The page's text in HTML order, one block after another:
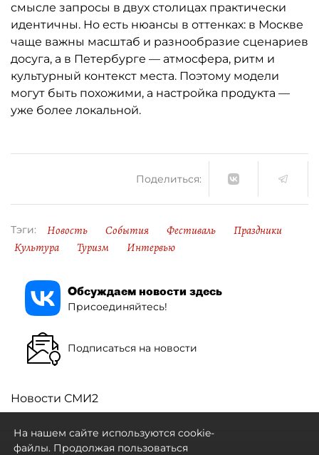
смысле запросы в двух столицах практически
идентичны. Но есть нюансы в оттенках: в Москве
чаще важны масштаб и разнообразие сценариев
досуга, а в Петербурге — атмосфера, ритм и
культурный контекст места. Поэтому модели
могут быть похожими, а настройка продукта —
уже более локальной.
Поделиться:
Тэги: Новость События Фестиваль
Праздники
Культура
Туризм Интервью
Обсуждаем новости здесь
Присоединяйтесь!
Подписаться на новости
Новости СМИ2
На нашем сайте используются cookie-
файлы. Продолжая пользоваться